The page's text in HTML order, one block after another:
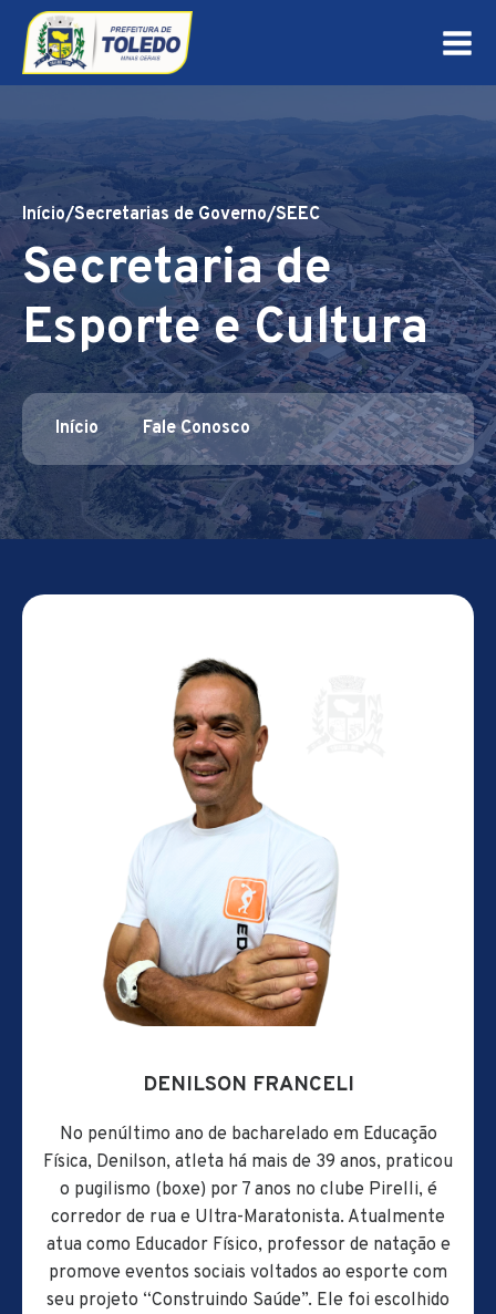
Início/Secretarias de Governo/SEEC
Secretaria de
Esporte e Cultura
Início Fale Conosco
DENILSON FRANCELI
No penúltimo ano de bacharelado em Educação
Física, Denilson, atleta há mais de 39 anos, praticou
o pugilismo (boxe) por 7 anos no clube Pirelli, é
corredor de rua e Ultra-Maratonista. Atualmente
atua como Educador Físico, professor de natação e
promove eventos sociais voltados ao esporte com
seu projeto “Construindo Saúde”. Ele foi escolhido